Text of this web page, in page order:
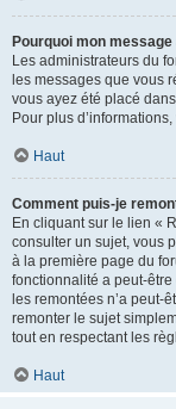
Pourquoi mon
Les administrateurs du
les messages que vous
vous ayez été placé
Pour plus
Haut
Comment puis-je
En cliquant sur le lien «
consulter un sujet, vous
à la première page du
fonctionnalité a peut-être
les remontées n’a peut-
remonter le sujet
tout en respectant les
Haut